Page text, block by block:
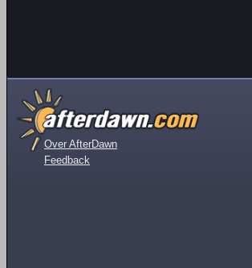
Over AfterDawn
Feedback